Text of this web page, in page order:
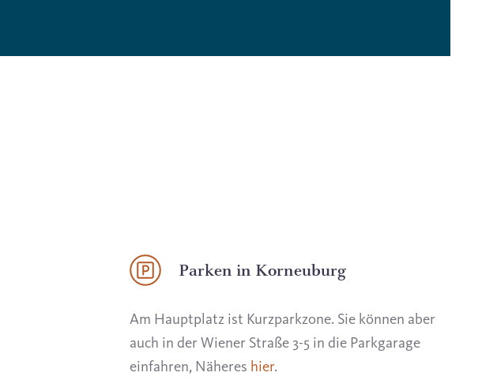
Parken in Korneuburg
Am Hauptplatz ist Kurzparkzone. Sie können aber
auch in der Wiener Straße 3-5 in die Parkgarage
einfahren, Näheres hier.